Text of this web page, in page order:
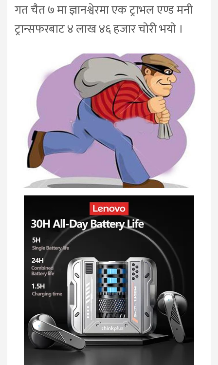
गत चैत ७ मा ज्ञानश्वेरमा एक ट्राभल एण्ड मनी
ट्रान्सफरबाट ४ लाख ४६ हजार चोरी भयो ।